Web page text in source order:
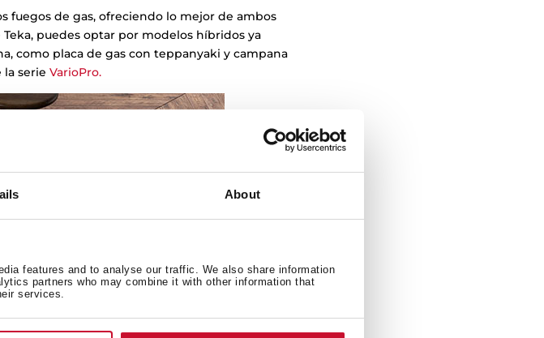
About
features and to analyse our traffic. We also share information
partners who may combine it with other information that
services.
fuegos de gas, ofreciendo lo mejor de ambos
puedes optar por modelos híbridos ya
como placa de gas con teppanyaki y campana
la serieVarioPro.